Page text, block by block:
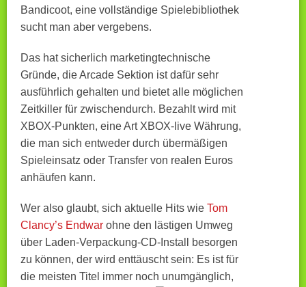
Bandicoot, eine vollständige Spielebibliothek
sucht man aber vergebens.
Das hat sicherlich marketingtechnische
Gründe, die Arcade Sektion ist dafür sehr
ausführlich gehalten und bietet alle möglichen
Zeitkiller für zwischendurch. Bezahlt wird mit
XBOX-Punkten, eine Art XBOX-live Währung,
die man sich entweder durch übermäßigen
Spieleinsatz oder Transfer von realen Euros
anhäufen kann.
Wer also glaubt, sich aktuelle Hits wie Tom
Clancy’s Endwar ohne den lästigen Umweg
über Laden-Verpackung-CD-Install besorgen
zu können, der wird enttäuscht sein: Es ist für
die meisten Titel immer noch unumgänglich,